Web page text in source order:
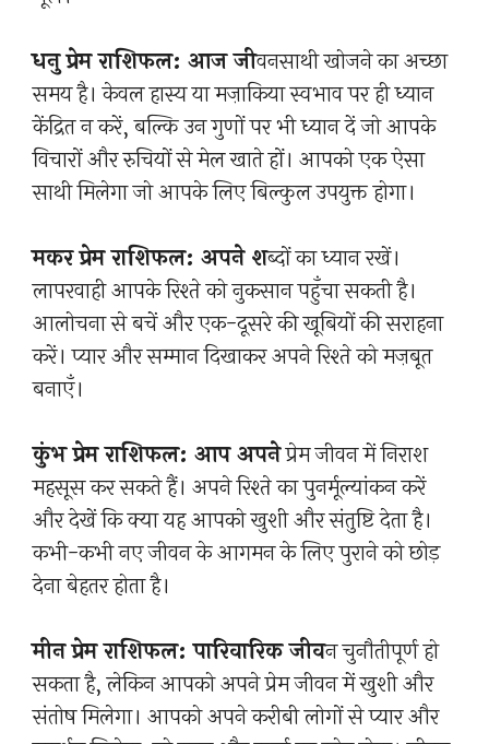
धनु प्रेम राशिफल: आज जीवनसाथी खोजने का अच्छा
समय है। केवल हास्य या मज़ाकिया स्वभाव पर ही ध्यान
केंद्रित न करें, बल्कि उन गुणों पर भी ध्यान दें जो आपके
विचारों और रुचियों से मेल खाते हों। आपको एक ऐसा
साथी मिलेगा जो आपके लिए बिल्कुल उपयुक्त होगा।
मकर प्रेम राशिफल: अपने शब्दों का ध्यान रखें।
लापरवाही आपके रिश्ते को नुकसान पहुँचा सकती है।
आलोचना से बचें और एक-दूसरे की खूबियों की सराहना
करें। प्यार और सम्मान दिखाकर अपने रिश्ते को मज़बूत
बनाएँ।
कुंभ प्रेम राशिफल: आप अपनेप्रेम जीवन में निराश
महसूस कर सकते हैं। अपने रिश्ते का पुनर्मूल्यांकन करें
और देखें कि क्या यह आपको खुशी और संतुष्टि देता है।
कभी-कभी नए जीवन के आगमन के लिए पुराने को छोड़
देना बेहतर होता है।
मीन प्रेम राशिफल: पारिवारिक जीवन चुनौतीपूर्ण हो
सकता है, लेकिन आपको अपने प्रेम जीवन में खुशी और
संतोष मिलेगा। आपको अपने करीबी लोगों से प्यार और